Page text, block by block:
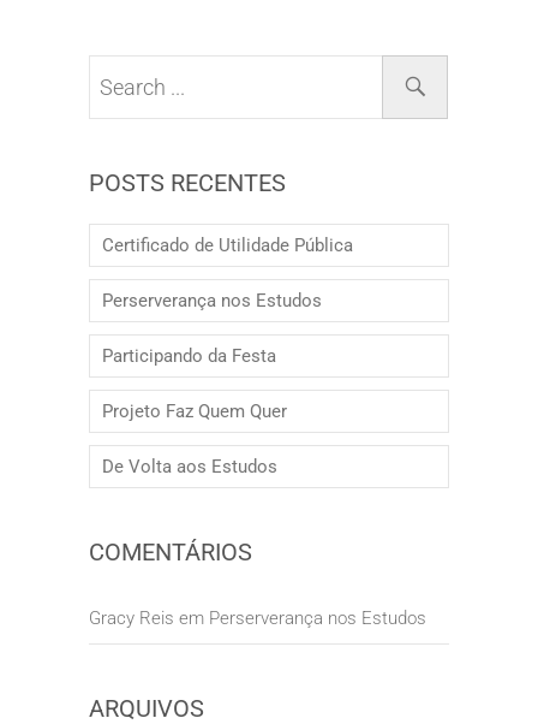
POSTS RECENTES
Certificado de Utilidade Pública
Perserverança nos Estudos
Participando da Festa
Projeto Faz Quem Quer
De Volta aos Estudos
COMENTÁRIOS
Gracy Reis em Perserverança nos Estudos
ARQUIVOS